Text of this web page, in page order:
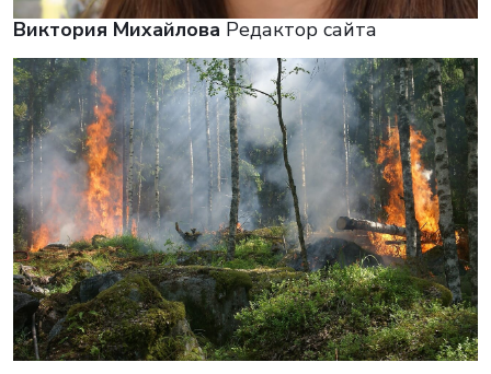
Виктория Михайлова Редактор сайта